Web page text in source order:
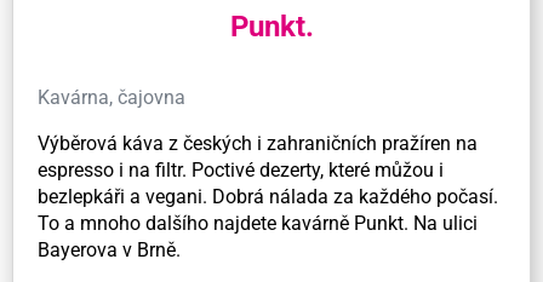
Punkt.
Kavárna, čajovna
Výběrová káva z českých i zahraničních pražíren na
espresso i na filtr. Poctivé dezerty, které můžou i
bezlepkáři a vegani. Dobrá nálada za každého počasí.
To a mnoho dalšího najdete kavárně Punkt. Na ulici
Bayerova v Brně.